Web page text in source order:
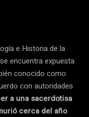
e Historia de la
encuentra expuesta
conocido como
con autoridades
a una sacerdotisa
cerca del año